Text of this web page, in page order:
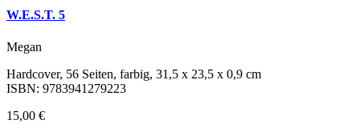
W.E.S.T. 5
Megan
Hardcover, 56 Seiten, farbig, 31,5 x 23,5 x 0,9 cm
ISBN: 9783941279223
15,00 €